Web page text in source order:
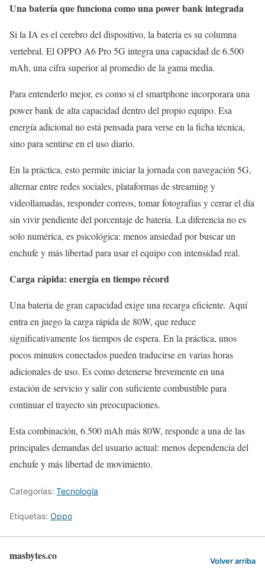
Una batería que funciona como una power bank integrada
Si la IA es el cerebro del dispositivo, la batería es su columna
vertebral. El OPPO A6 Pro 5G integra una capacidad de 6.500
mAh, una cifra superior al promedio de la gama media.
Para entenderlo mejor, es como si el smartphone incorporara una
power bank de alta capacidad dentro del propio equipo. Esa
energía adicional no está pensada para verse en la ficha técnica,
sino para sentirse en el uso diario.
En la práctica, esto permite iniciar la jornada con navegación 5G,
alternar entre redes sociales, plataformas de streaming y
videollamadas, responder correos, tomar fotografías y cerrar el día
sin vivir pendiente del porcentaje de batería. La diferencia no es
solo numérica, es psicológica: menos ansiedad por buscar un
enchufe y más libertad para usar el equipo con intensidad real.
Carga rápida: energía en tiempo récord
Una batería de gran capacidad exige una recarga eficiente. Aquí
entra en juego la carga rápida de 80W, que reduce
significativamente los tiempos de espera. En la práctica, unos
pocos minutos conectados pueden traducirse en varias horas
adicionales de uso. Es como detenerse brevemente en una
estación de servicio y salir con suficiente combustible para
continuar el trayecto sin preocupaciones.
Esta combinación, 6.500 mAh más 80W, responde a una de las
principales demandas del usuario actual: menos dependencia del
enchufe y más libertad de movimiento.
Categorías: Tecnología
Etiquetas: Oppo
masbytes.co Volver arriba